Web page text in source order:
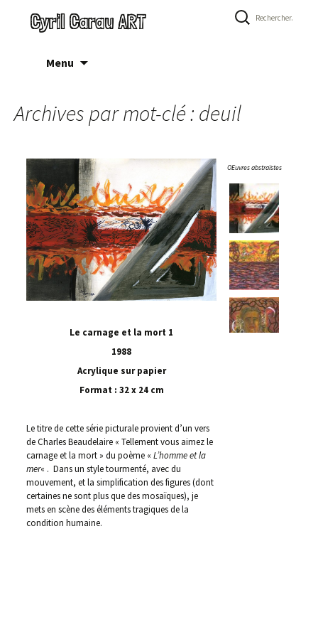
Cyril Carau ART Rechercher :
Menu
Archives par mot-clé : deuil
Le carnage et la mort 1
1988
Acrylique sur papier
Format : 32 x 24 cm
Le titre de cette série picturale provient d’un vers
de Charles Beaudelaire « Tellement vous aimez le
carnage et la mort » du poème « L’homme et la
mer« . Dans un style tourmenté, avec du
mouvement, et la simplification des figures (dont
certaines ne sont plus que des mosaïques), je
mets en scène des éléments tragiques de la
condition humaine.
OEuvres abstraïstes